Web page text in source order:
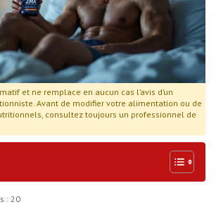
et ne remplace en aucun cas l’avis d’un
Avant de modifier votre alimentation ou de
consultez toujours un professionnel de
:20